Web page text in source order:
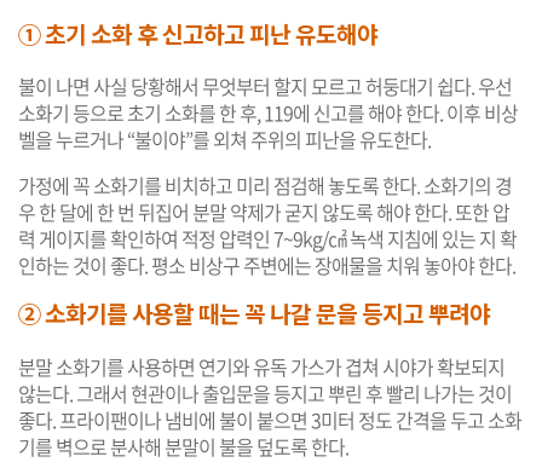
① 초기 소화 후 신고하고 피난 유도해야
불이 나면 사실 당황해서 무엇부터 할지 모르고 허둥대기 쉽다. 우선
소화기 등으로 초기 소화를 한 후, 119에 신고를 해야 한다. 이후 비상
벨을 누르거나 “불이야”를 외쳐 주위의 피난을 유도한다.
가정에 꼭 소화기를 비치하고 미리 점검해 놓도록 한다. 소화기의 경
우 한 달에 한 번 뒤집어 분말 약제가 굳지 않도록 해야 한다. 또한 압
력 게이지를 확인하여 적정 압력인 7~9kg/㎠ 녹색 지침에 있는 지 확
인하는 것이 좋다. 평소 비상구 주변에는 장애물을 치워 놓아야 한다.
② 소화기를 사용할 때는 꼭 나갈 문을 등지고 뿌려야
분말 소화기를 사용하면 연기와 유독 가스가 겹쳐 시야가 확보되지
않는다. 그래서 현관이나 출입문을 등지고 뿌린 후 빨리 나가는 것이
좋다. 프라이팬이나 냄비에 불이 붙으면 3미터 정도 간격을 두고 소화
기를 벽으로 분사해 분말이 불을 덮도록 한다.